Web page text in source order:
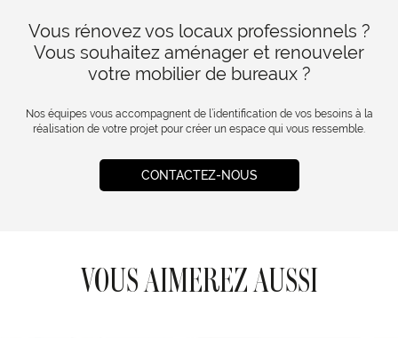
Vous rénovez vos locaux professionnels ?
Vous souhaitez aménager et renouveler
votre mobilier de bureaux ?
Nos équipes vous accompagnent de l’identification de vos besoins à la
réalisation de votre projet pour créer un espace qui vous ressemble.
CONTACTEZ-NOUS
VOUS AIMEREZ AUSSI